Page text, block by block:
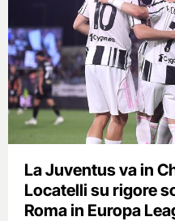
La Juventus va in
Locatelli su rigore
Roma in Europa